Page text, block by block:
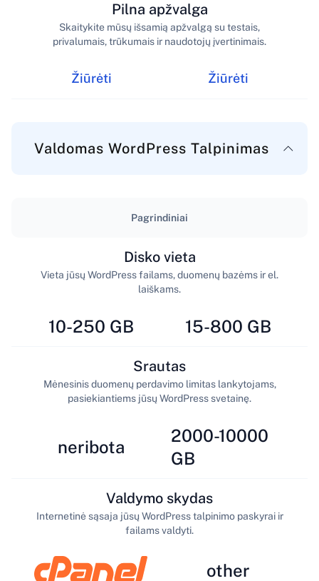
Žiūrėti
Pilna apžvalga
Skaitykite mūsų išsamią apžvalgą su testais,
privalumais, trūkumais ir naudotojų įvertinimais.
Žiūrėti
Valdomas WordPress Talpinimas
Pagrindiniai
10-250 GB
Disko vieta
Vieta jūsų WordPress failams, duomenų bazėms ir el.
laiškams.
15-800 GB
neribota
Srautas
Mėnesinis duomenų perdavimo limitas lankytojams,
pasiekiantiems jūsų WordPress svetainę.
2000-10000
GB
Valdymo skydas
Internetinė sąsaja jūsų WordPress talpinimo paskyrai ir
failams valdyti.
other